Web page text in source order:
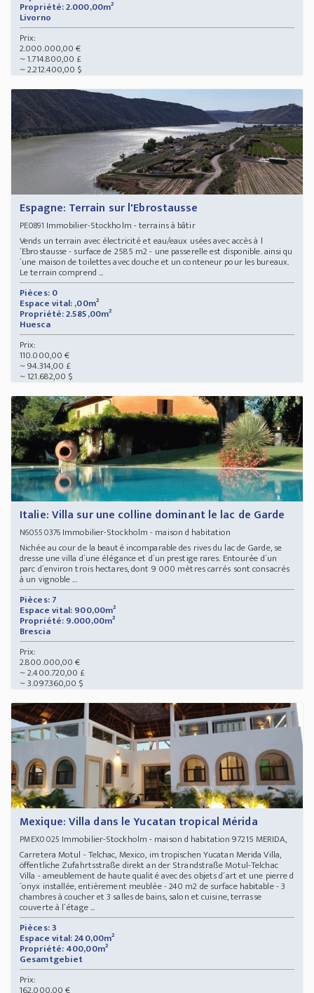
Propriété: 2.000,00m²
Livorno
Prix:
2.000.000,00 €
~ 1.714.800,00 £
~ 2.212.400,00 $
Espagne: Terrain sur l'Ebrostausse
PE0891 Immobilier-Stockholm - terrains à bâtir
Vends un terrain avec électricité et eau/eaux usées avec accès à l
´Ebrostausse - surface de 2585 m2 - une passerelle est disponible. ainsi qu
´une maison de toilettes avec douche et un conteneur pour les bureaux.
Le terrain comprend ...
Pièces: 0
Espace vital: ,00m²
Propriété: 2.585,00m²
Huesca
Prix:
110.000,00 €
~ 94.314,00 £
~ 121.682,00 $
Italie: Villa sur une colline dominant le lac de Garde
N60550376Immobilier-Stockholm - maison d habitation
Nichée au cour de la beauté incomparable des rives du lac de Garde, se
dresse une villa d´une élégance et d´un prestige rares. Entourée d´un
parc d´environ trois hectares, dont 9 000 mètres carrés sont consacrés
à un vignoble ...
Pièces: 7
Espace vital: 900,00m²
Propriété: 9.000,00m²
Brescia
Prix:
2.800.000,00 €
~ 2.400.720,00 £
~ 3.097.360,00 $
Mexique: Villa dans le Yucatan tropical Mérida
PMEX0025 Immobilier-Stockholm - maison d habitation 97215 MERIDA,
Carretera Motul - Telchac, Mexico, im tropischen Yucatan Merida Villa,
öffentliche Zufahrtsstraße direkt an der Strandstraße Motul-Telchac
Villa - ameublement de haute qualité avec des objets d´art et une pierre d
´onyx installée, entièrement meublée - 240 m2 de surface habitable - 3
chambres à coucher et 3 salles de bains, salon et cuisine, terrasse
couverte à l´étage ...
Pièces: 3
Espace vital: 240,00m²
Propriété: 400,00m²
Gesamtgebiet
Prix: